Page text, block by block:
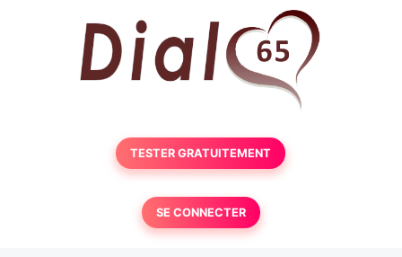
TESTER GRATUITEMENT
SE CONNECTER